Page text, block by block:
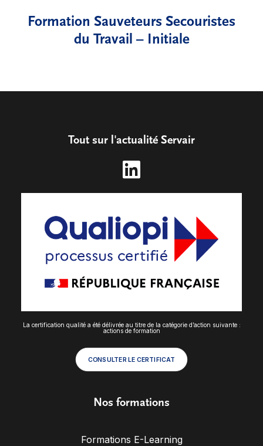
Formation Sauveteurs Secouristes
du Travail – Initiale
Tout sur l'actualité Servair
La certification qualité a été délivrée au titre de la catégorie d’action suivante :
actions de formation
CONSULTER LE CERTIFICAT
Nos formations
Formations E-Learning